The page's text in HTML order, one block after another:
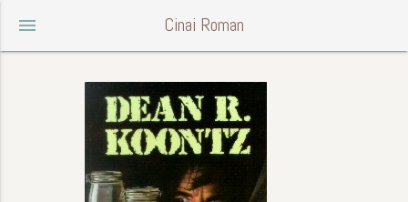
menu Cinai Roman